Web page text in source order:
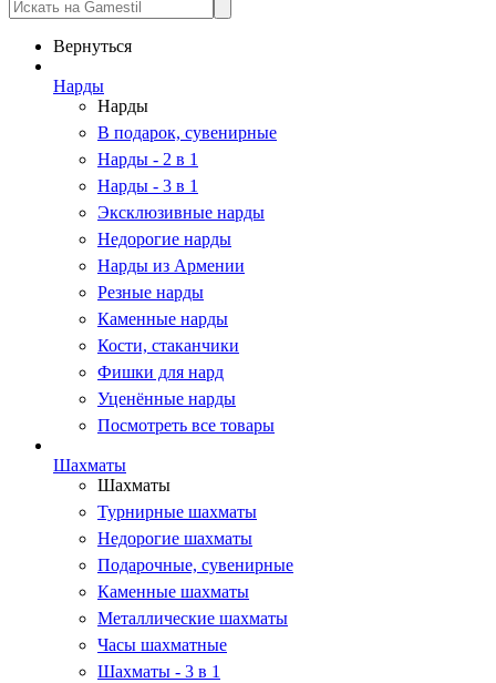
Вернуться
Нарды
Нарды
В подарок, сувенирные
Нарды - 2 в 1
Нарды - 3 в 1
Эксклюзивные нарды
Недорогие нарды
Нарды из Армении
Резные нарды
Каменные нарды
Кости, стаканчики
Фишки для нард
Уценённые нарды
Посмотреть все товары
Шахматы
Шахматы
Турнирные шахматы
Недорогие шахматы
Подарочные, сувенирные
Каменные шахматы
Металлические шахматы
Часы шахматные
Шахматы - 3 в 1